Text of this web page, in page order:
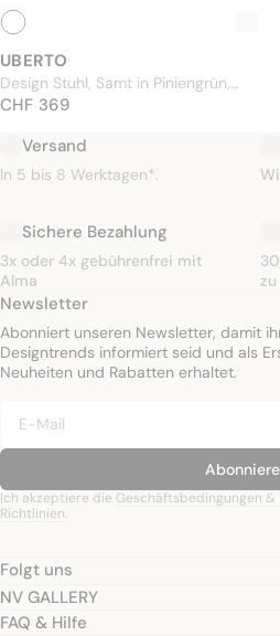
UBERTO
Design Stuhl, Samt in Piniengrün,
Rattan & verchromtes Metall
NORMALER PREIS
CHF 369CHF 369
Versand
In 5 bis 8 Werktagen*.
Sichere Bezahlung
3x oder 4x gebührenfrei mit
Alma
Newsletter
Abonniert unseren Newsletter, damit
Designtrends informiert seid und als
Neuheiten und Rabatten erhaltet.
Ich akzeptiere die Geschäftsbedingungen
Richtlinien.
NV GALLERY
FAQ & Hilfe
Folgt uns